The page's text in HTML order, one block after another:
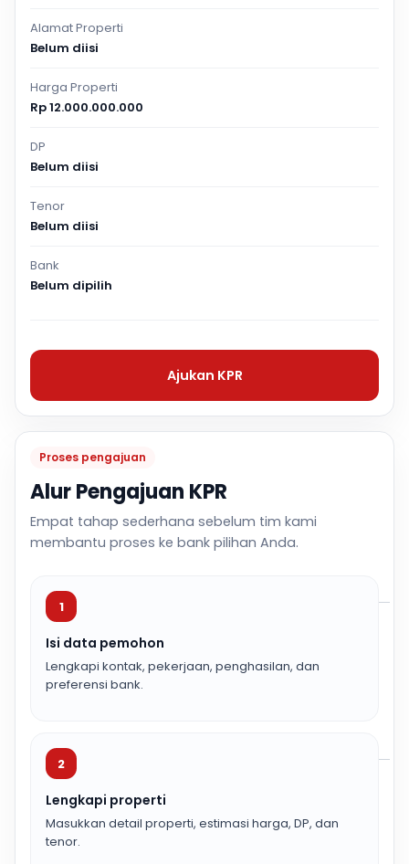
Proses pengajuan
Alur Pengajuan KPR
Empat tahap sederhana sebelum tim kami
membantu proses ke bank pilihan Anda.
1
Isi data pemohon
Lengkapi kontak, pekerjaan, penghasilan, dan
preferensi bank.
2
Lengkapi properti
Masukkan detail properti, estimasi harga, DP, dan
tenor.
Alamat Properti
Belum diisi
Harga Properti
Rp 12.000.000.000
DP
Belum diisi
Tenor
Belum diisi
Bank
Belum dipilih
Ajukan KPR